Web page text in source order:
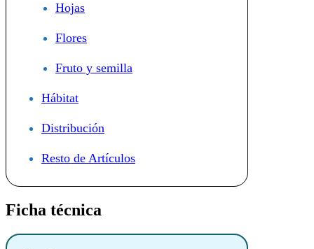
Hojas
Flores
Fruto y semilla
Hábitat
Distribución
Resto de Artículos
Ficha técnica